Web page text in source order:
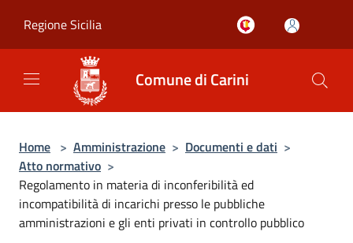
Regione Sicilia
Comune di Carini
Home > Amministrazione > Documenti e dati >
Atto normativo >
Regolamento in materia di inconferibilità ed
incompatibilità di incarichi presso le pubbliche
amministrazioni e gli enti privati in controllo pubblico